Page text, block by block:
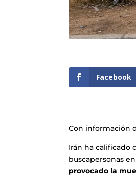
Facebook
Con información
Irán ha calificado
buscapersonas
provocado la